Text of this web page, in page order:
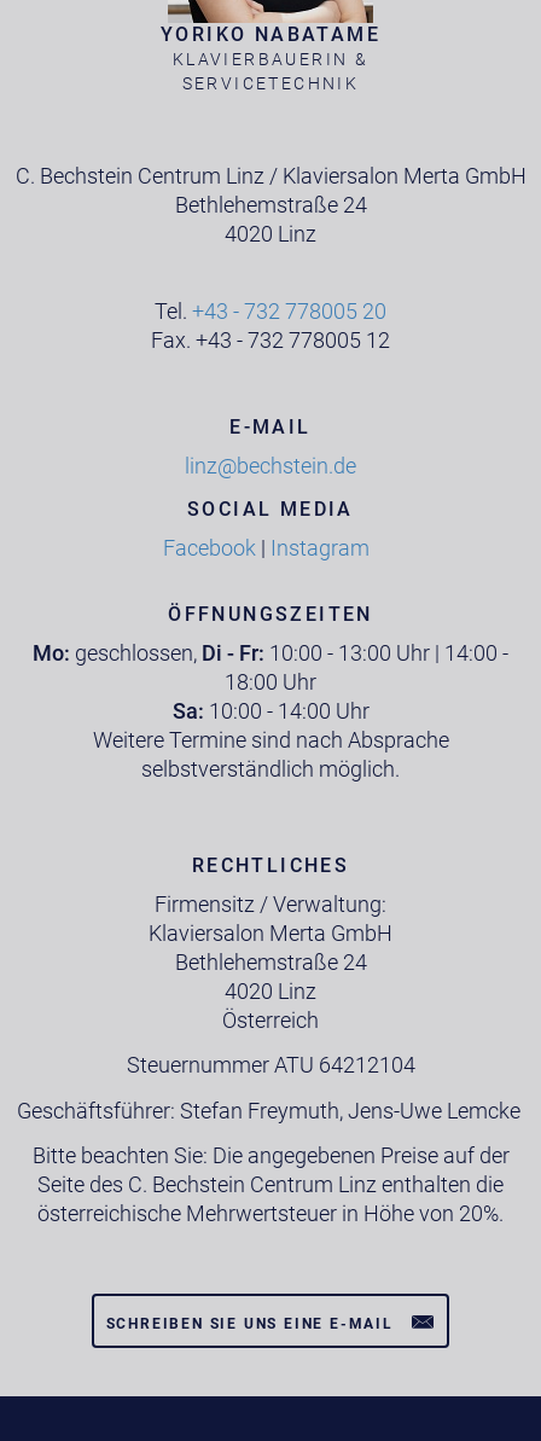
YORIKO NABATAME
KLAVIERBAUERIN &
SERVICETECHNIK
C. Bechstein Centrum Linz / Klaviersalon Merta GmbH
Bethlehemstraße 24
4020 Linz
Tel. +43 - 732 778005 20
Fax. +43 - 732 778005 12
E-MAIL
linz@bechstein.de
SOCIAL MEDIA
Facebook | Instagram
ÖFFNUNGSZEITEN
Mo: geschlossen, Di - Fr: 10:00 - 13:00 Uhr | 14:00 -
18:00 Uhr
Sa: 10:00 - 14:00 Uhr
Weitere Termine sind nach Absprache
selbstverständlich möglich.
RECHTLICHES
Firmensitz / Verwaltung:
Klaviersalon Merta GmbH
Bethlehemstraße 24
4020 Linz
Österreich
Steuernummer ATU 64212104
Geschäftsführer: Stefan Freymuth, Jens-Uwe Lemcke
Bitte beachten Sie: Die angegebenen Preise auf der
Seite des C. Bechstein Centrum Linz enthalten die
österreichische Mehrwertsteuer in Höhe von 20%.
SCHREIBEN SIE UNS EINE E-MAIL